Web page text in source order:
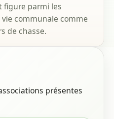
figure parmi les
communale comme
de chasse.
présentes